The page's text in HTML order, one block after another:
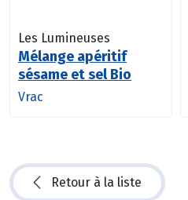
Les Lumineuses
Mélange apéritif
sésame et sel Bio
Vrac
Retour à la liste